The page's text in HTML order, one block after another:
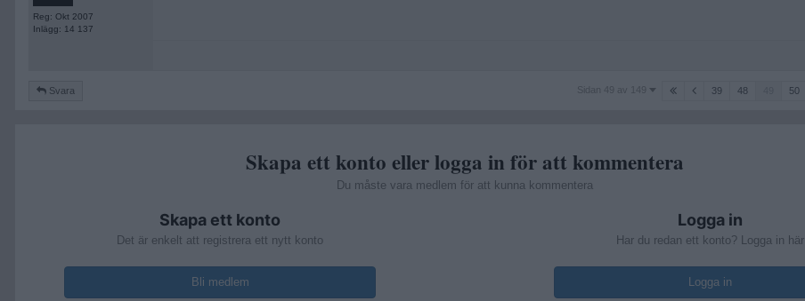
Reg: Okt 2007
Inlägg: 14 137
Svara
Sidan
Sidan 49 av 149 39 48 50
Skapa ett konto eller logga in för att kommentera
Du måste vara medlem för att kunna kommentera
Skapa ett konto
Det är enkelt att registrera ett nytt konto
Bli medlem
Logga in
Har du redan ett konto? Logga in här
Logga in